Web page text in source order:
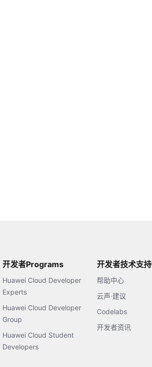
开发者Programs
Huawei Cloud Developer
Experts
Huawei Cloud Developer
Group
Huawei Cloud Student
Developers
开发者技术支持
帮助中心
云声·建议
Codelabs
开发者资讯